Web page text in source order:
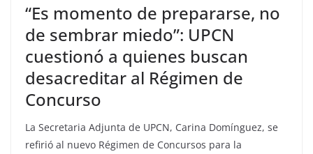
“Es momento de prepararse, no
de sembrar miedo”: UPCN
cuestionó a quienes buscan
desacreditar al Régimen de
Concurso
La Secretaria Adjunta de UPCN, Carina Domínguez, se
refirió al nuevo Régimen de Concursos para la